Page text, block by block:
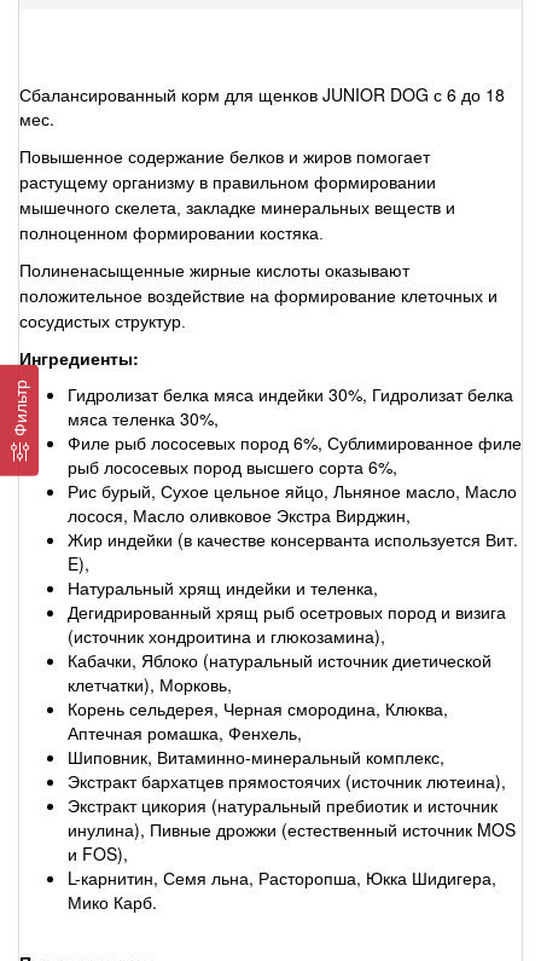
Фильтр
Сбалансированный корм для щенков JUNIOR DOG с 6 до 18
мес.
Повышенное содержание белков и жиров помогает
растущему организму в правильном формировании
мышечного скелета, закладке минеральных веществ и
полноценном формировании костяка.
Полиненасыщенные жирные кислоты оказывают
положительное воздействие на формирование клеточных и
сосудистых структур.
Ингредиенты:
Гидролизат белка мяса индейки 30%, Гидролизат белка
мяса теленка 30%,
Филе рыб лососевых пород 6%, Сублимированное филе
рыб лососевых пород высшего сорта 6%,
Рис бурый, Сухое цельное яйцо, Льняное масло, Масло
лосося, Масло оливковое Экстра Вирджин,
Жир индейки (в качестве консерванта используется Вит.
E),
Натуральный хрящ индейки и теленка,
Дегидрированный хрящ рыб осетровых пород и визига
(источник хондроитина и глюкозамина),
Кабачки, Яблоко (натуральный источник диетической
клетчатки), Морковь,
Корень сельдерея, Черная смородина, Клюква,
Аптечная ромашка, Фенхель,
Шиповник, Витаминно-минеральный комплекс,
Экстракт бархатцев прямостоячих (источник лютеина),
Экстракт цикория (натуральный пребиотик и источник
инулина), Пивные дрожжи (естественный источник MOS
и FOS),
L-карнитин, Семя льна, Расторопша, Юкка Шидигера,
Мико Карб.